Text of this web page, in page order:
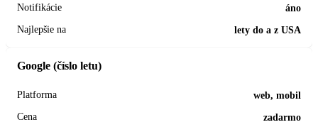
áno
lety do a z USA
Google (číslo letu)
web, mobil
zadarmo